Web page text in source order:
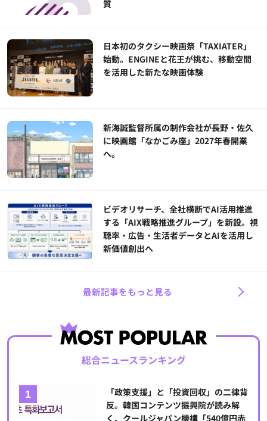
質
日本初のタクシー映画祭「TAXIATER」
始動。ENGINEと花王が挑む、移動空間
を活用した新たな映画体験
新海誠監督所属の制作会社が長野・佐久
に映画館「なかごみ座」2027年春開業
へ。
ビデオリサーチ、全社横断でAI活用推進
する「AIX戦略推進グループ」を新設。視
聴率・広告・生活者データとAIを活用し
新価値創出へ
最新記事をもっと見る
総合ニュースランキング
「政策支援」と「投資回収」の二律背
反。韓国コンテンツ振興院が読み解
く、クールジャパン機構「540億円赤